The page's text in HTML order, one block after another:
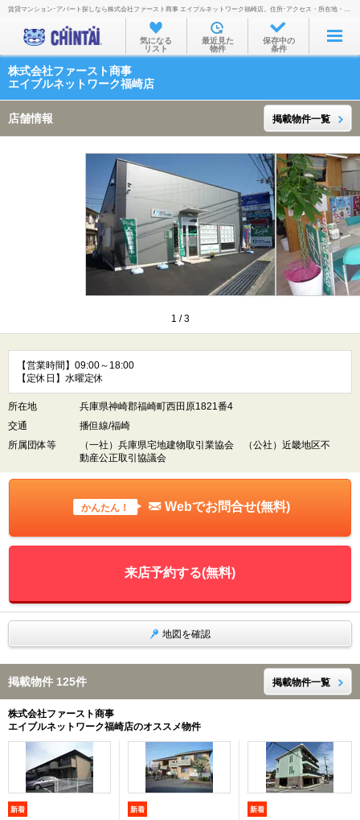
お部屋を探す
沿線・駅から
通勤通学時間から
物件特集から
不動産会社から
TOP
賃貸マンション･アパート探しなら株式会社ファースト商事 エイブルネットワーク福崎店。住所･アクセス・所在地・地図・営業時間・定休日・電話番号などを掲載。
気になる
リスト
最近見た
物件
保存中の
条件
株式会社ファースト商事
エイブルネットワーク福崎店
店舗情報 掲載物件一覧
1 /3
【営業時間】09:00～18:00
【定休日】水曜定休
所在地
兵庫県神崎郡福崎町西田原1821番4
交通
播但線/福崎
所属団体等
（一社）兵庫県宅地建物取引業協会 （公社）近畿地区不
動産公正取引協議会
かんたん！ Webでお問合せ(無料)
来店予約する(無料)
地図を確認
掲載物件 125件 掲載物件一覧
株式会社ファースト商事
エイブルネットワーク福崎店のオススメ物件
新着 新着 新着